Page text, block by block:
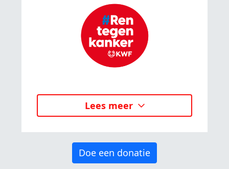
Lees meer
Doe een donatie